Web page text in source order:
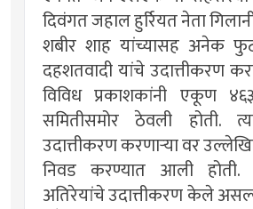
दिवंगत जहाल हुर्रियत नेता
शबीर शाह यांच्यासह अनेक
दहशतवादी यांचे उदात्तीकरण
विविध प्रकाशकांनी एकूण
समितीसमोर ठेवली होती.
उदात्तीकरण करणार्‍या वर
निवड करण्यात आली होती.
अतिरेयांचे उदात्तीकरण केले